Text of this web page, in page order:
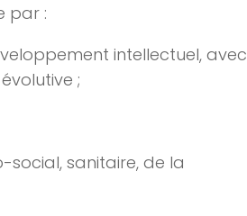
par :
intellectuel, avec
;
social, sanitaire, de la